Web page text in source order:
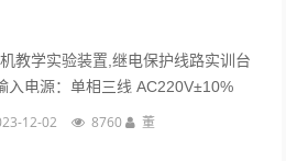
教学实验装置,继电保护线路实训台
入电源：单相三线 AC220V±10%
； 2、交流带减速调速电机200W 3、
12-02 8760 董